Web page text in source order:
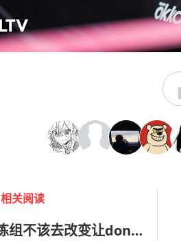
相关阅读
Devilwalk：教练组不该去改变让donk与众不同的东西